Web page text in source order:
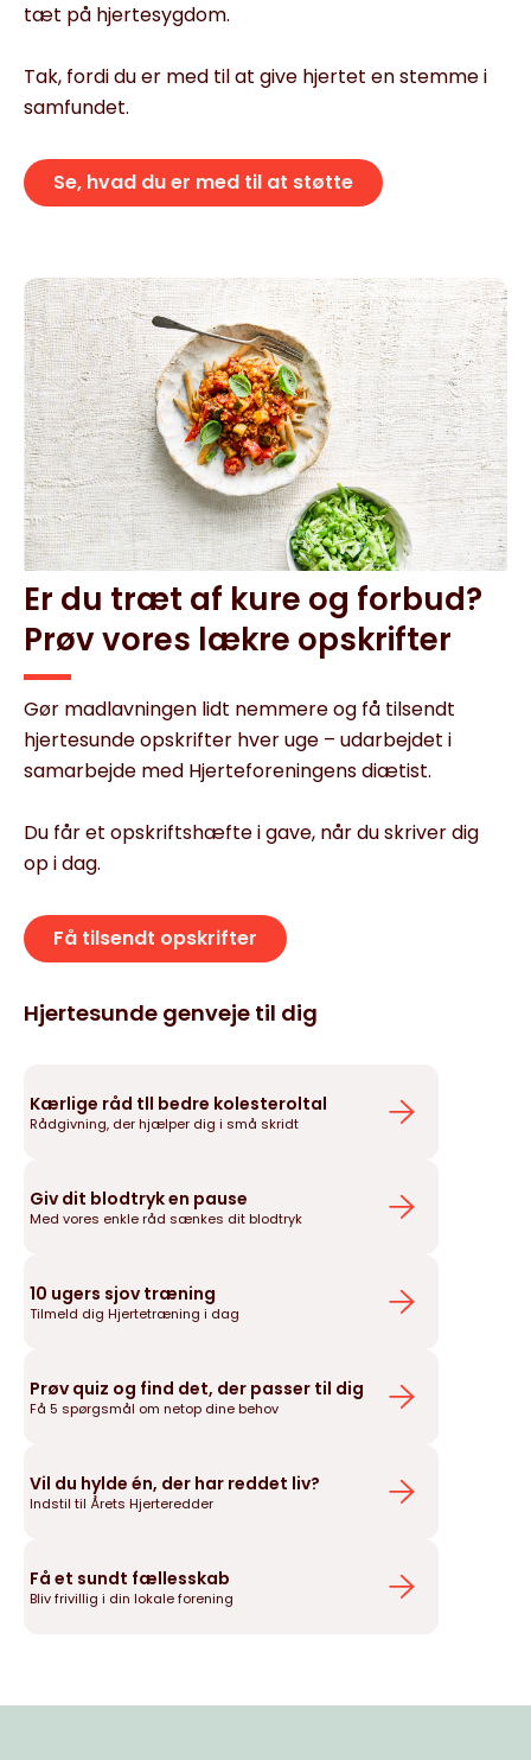
tæt på hjertesygdom.
Tak, fordi du er med til at give hjertet en stemme i
samfundet.
Se, hvad du er med til at støtte
Er du træt af kure og forbud?
Prøv vores lækre opskrifter
Gør madlavningen lidt nemmere og få tilsendt
hjertesunde opskrifter hver uge – udarbejdet i
samarbejde med Hjerteforeningens diætist.
Du får et opskriftshæfte i gave, når du skriver dig
op i dag.
Få tilsendt opskrifter
Hjertesunde genveje til dig
Kærlige råd tll bedre kolesteroltal
Rådgivning, der hjælper dig i små skridt
Giv dit blodtryk en pause
Med vores enkle råd sænkes dit blodtryk
10 ugers sjov træning
Tilmeld dig Hjertetræning i dag
Prøv quiz og find det, der passer til dig
Få 5 spørgsmål om netop dine behov
Vil du hylde én, der har reddet liv?
Indstil til Årets Hjerteredder
Få et sundt fællesskab
Bliv frivillig i din lokale forening